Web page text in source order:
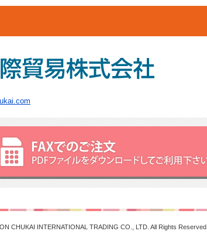
CHUKAI INTERNATIONAL TRADING CO., LTD. All Rights Reserved.